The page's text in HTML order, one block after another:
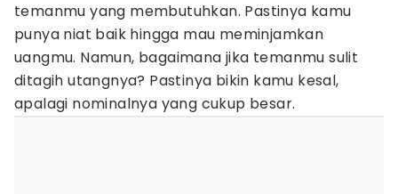
temanmu yang membutuhkan. Pastinya kamu
punya niat baik hingga mau meminjamkan
uangmu. Namun, bagaimana jika temanmu sulit
ditagih utangnya? Pastinya bikin kamu kesal,
apalagi nominalnya yang cukup besar.